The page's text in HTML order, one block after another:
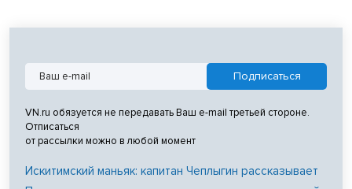
VN.ru обязуется не передавать Ваш e-mail третьей стороне.
Отписаться
от рассылки можно в любой момент
Искитимский маньяк: капитан Чеплыгин рассказывает